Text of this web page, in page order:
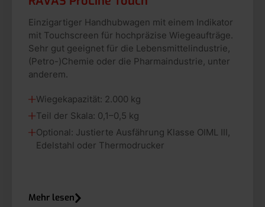
Einzigartiger Handhubwagen mit einem Indikator
mit Touchscreen für hochpräzise Wiegeaufträge.
Sehr gut geeignet für die Lebensmittelindustrie,
(Petro-)Chemie oder die Pharmaindustrie, unter
anderem.
Wiegekapazität: 2.000 kg
Teil der Skala: 0,1–0,5 kg
Optional: Justierte Ausfährung Klasse OIML III,
Edelstahl oder Thermodrucker
Mehr lesen